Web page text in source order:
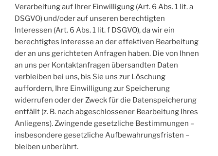
Verarbeitung auf Ihrer Einwilligung (Art. 6 Abs. 1 lit. a
DSGVO) und/oder auf unseren berechtigten
Interessen (Art. 6 Abs. 1 lit. f DSGVO), da wir ein
berechtigtes Interesse an der effektiven Bearbeitung
der an uns gerichteten Anfragen haben. Die von Ihnen
an uns per Kontaktanfragen übersandten Daten
verbleiben bei uns, bis Sie uns zur Löschung
auffordern, Ihre Einwilligung zur Speicherung
widerrufen oder der Zweck für die Datenspeicherung
entfällt (z. B. nach abgeschlossener Bearbeitung Ihres
Anliegens). Zwingende gesetzliche Bestimmungen –
insbesondere gesetzliche Aufbewahrungsfristen –
bleiben unberührt.